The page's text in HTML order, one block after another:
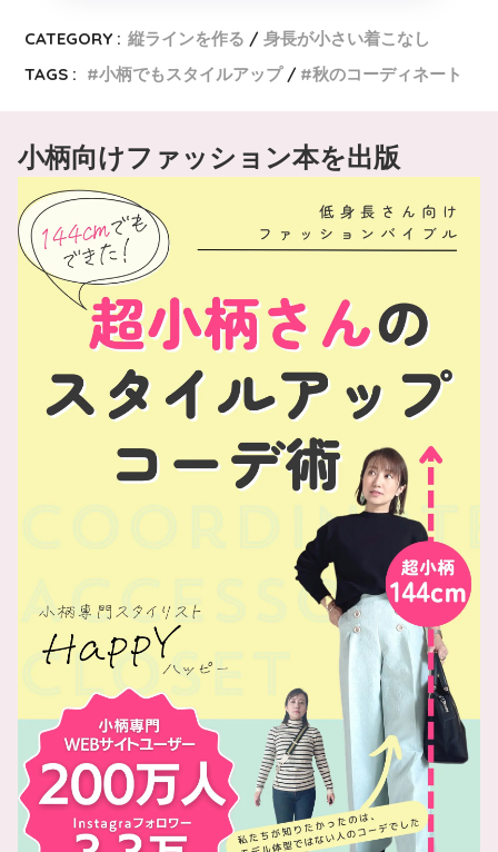
CATEGORY : 縦ラインを作る
身長が小さい着こなし
TAGS :
小柄でもスタイルアップ 秋のコーディネート
小柄向けファッション本を出版